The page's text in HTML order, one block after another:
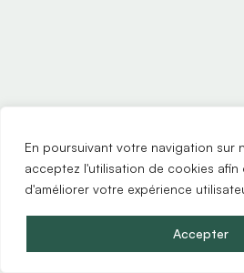
En poursuivant votre navigation sur
acceptez l'utilisation de cookies afin
d'améliorer votre expérience
Accepter